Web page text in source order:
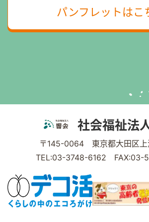
パンフレットはこ
社会福祉法
〒145-0064 東京都大田区上
TEL:03-3748-6162 FAX:03-